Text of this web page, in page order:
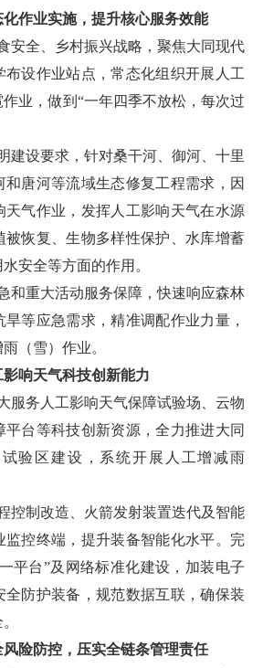
化作业实施，提升核心服务效能
安全、乡村振兴战略，聚焦大同现代
布设作业站点，常态化组织开展人工
业，做到“一年四季不放松，每次过
建设要求，针对桑干河、御河、十里
唐河等流域生态修复工程需求，因
天气作业，发挥人工影响天气在水源
被恢复、生物多样性保护、水库增蓄
安全等方面的作用。
和重大活动服务保障，快速响应森林
等应急需求，精准调配作业力量，
（雪）作业。
影响天气科技创新能力
服务人工影响天气保障试验场、云物
台等科技创新资源，全力推进大同
验区建设，系统开展人工增减雨
控制改造、火箭发射装置迭代及智能
监控终端，提升装备智能化水平。完
平台”及网络标准化建设，加装电子
全防护装备，规范数据互联，确保装
风险防控，压实全链条管理责任